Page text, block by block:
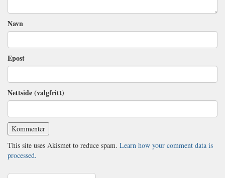
Navn
Epost
Nettside (valgfritt)
This site uses Akismet to reduce spam. Learn how your comment data is
processed.